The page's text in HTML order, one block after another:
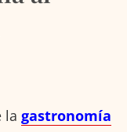
la gastronomía